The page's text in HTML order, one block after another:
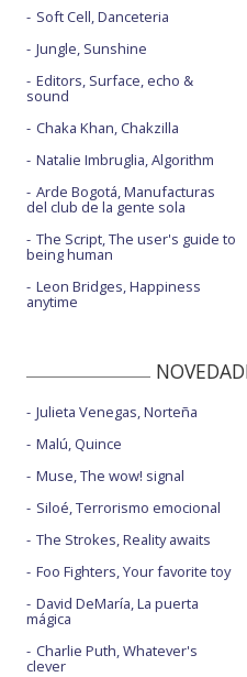
Soft Cell, Danceteria
Jungle, Sunshine
Editors, Surface, echo &
sound
Chaka Khan, Chakzilla
Natalie Imbruglia, Algorithm
Arde Bogotá, Manufacturas
del club de la gente sola
The Script, The user's guide to
being human
Leon Bridges, Happiness
anytime
Julieta Venegas, Norteña
Malú, Quince
Muse, The wow! signal
Siloé, Terrorismo emocional
The Strokes, Reality awaits
Foo Fighters, Your favorite toy
David DeMaría, La puerta
mágica
Charlie Puth, Whatever's
clever